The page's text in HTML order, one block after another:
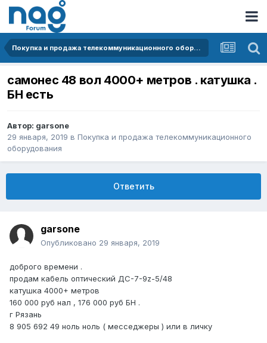
Покупка и продажа телекоммуникационного оборудования
самонес 48 вол 4000+ метров . катушка .
БН есть
Автор: garsone
29 января, 2019 в Покупка и продажа телекоммуникационного
оборудования
Ответить
garsone
Опубликовано 29 января, 2019
доброго времени .
продам кабель оптический ДС-7-9z-5/48
катушка 4000+ метров
160 000 руб нал , 176 000 руб БН .
г Рязань
8 905 692 49 ноль ноль ( месседжеры ) или в личку